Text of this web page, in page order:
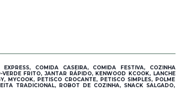
COMIDA CASEIRA, COMIDA FESTIVA, COZINHA
FRITO, JANTAR RÁPIDO, KENWOOD KCOOK, LANCHE
MYCOOK, PETISCO CROCANTE, PETISCO SIMPLES, POLME
TRADICIONAL, ROBOT DE COZINHA, SNACK SALGADO,